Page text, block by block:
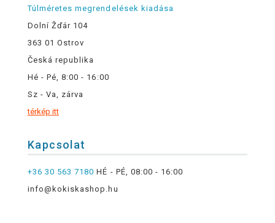
Túlméretes megrendelések kiadása
Dolní Žďár 104
363 01 Ostrov
Česká republika
Hé - Pé, 8:00 - 16:00
Sz - Va, zárva
térkép itt
Kapcsolat
+36 30 563 7180 HÉ - PÉ, 08:00 - 16:00
info@kokiskashop.hu